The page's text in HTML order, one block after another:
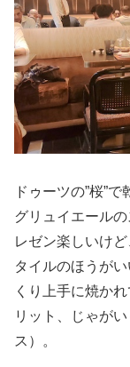
ドゥーツの”桜”
グリュイエール
レゼン楽しいけ
タイルのほうが
くり上手に焼か
リット、じゃが
ス）。